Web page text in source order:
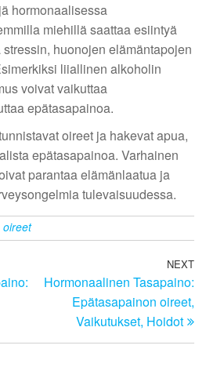
hormonaalisessa
miehillä saattaa esiintyä
huonojen elämäntapojen
liiallinen alkoholin
voivat vaikuttaa
epätasapainoa.
oireet ja hakevat apua,
epätasapainoa. Varhainen
parantaa elämänlaatua ja
tulevaisuudessa.
oireet
NEXT
Hormonaalinen Tasapaino:
Epätasapainon oireet,
Vaikutukset, Hoidot